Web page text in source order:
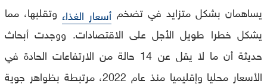
يساهمان بشكل متزايد في تضخم أسعار الغذاء وتقلبها، مما
يشكل خطرا طويل الأجل على الاقتصادات. ووجدت أبحاث
حديثة أن ما لا يقل عن 14 حالة من الارتفاعات الحادة في
الأسعار محليا وإقليميا منذ عام 2022، مرتبطة بظواهر جوية